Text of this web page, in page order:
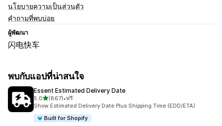
นโยบายความเป็นส่วนตัว
คำถามที่พบบ่อย
ผู้พัฒนา
闪电快车
พบกับแอปที่น่าสนใจ
Essent Estimated Delivery Date
5.0เต็ม 5 ดาว
(867)
ทั้งหมด 867 รีวิว
•ฟรี
Show Estimated Delivery Date Plus Shipping Time (EDD/ETA)
Built for Shopify